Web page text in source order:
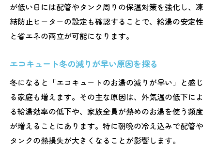
が低い日には配管やタンク周りの保温対策を強化し、凍
結防止ヒーターの設定も確認することで、給湯の安定性
と省エネの両立が可能になります。
エコキュート冬の減りが早い原因を探る
冬になると「エコキュートのお湯の減りが早い」と感じ
る家庭も増えます。その主な原因は、外気温の低下によ
る給湯効率の低下や、家族全員が熱めのお湯を使う頻度
が増えることにあります。特に朝晩の冷え込みで配管や
タンクの熱損失が大きくなることが影響します。